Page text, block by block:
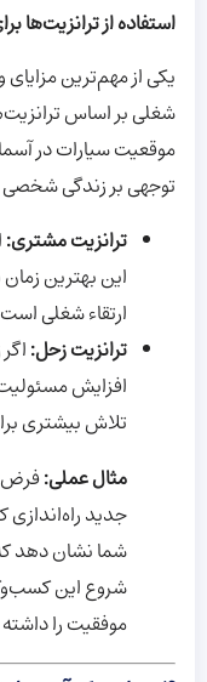
استفاده از
یکی از مهم‌ترین
شغلی بر اساس
موقعیت سیارات در
توجهی بر زندگی شخصی
ترانزیت مشتری:
این بهترین
ارتقاء شغلی
ترانزیت زحل:
افزایش
تلاش بیشتری
مثال عملی:فرض
جدید راه‌اندازی
شما نشان دهد که
شروع این
موفقیت را